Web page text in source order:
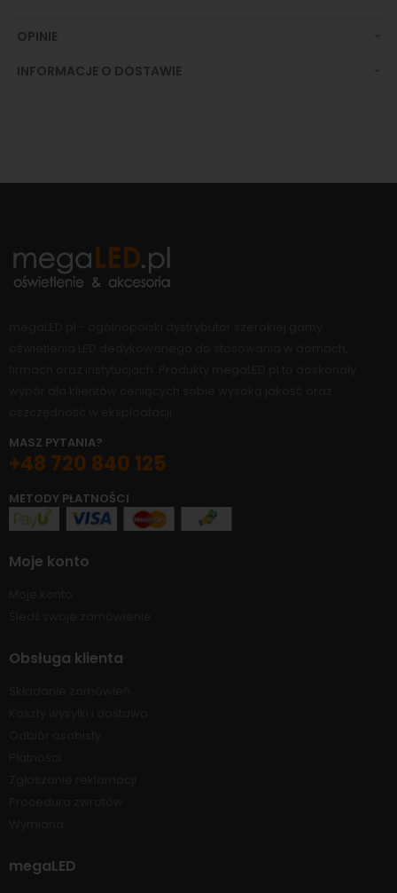
OPINIE
INFORMACJE O DOSTAWIE
MASZ PYTANIA?
+48 720 840 125
METODY PŁATNOŚCI
Moje konto
Obsługa klienta
megaLED